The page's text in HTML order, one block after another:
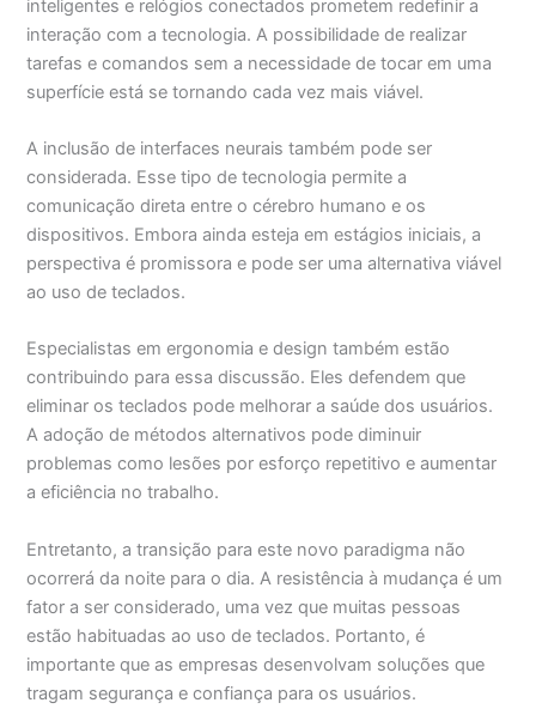
inteligentes e relógios conectados prometem redefinir a
interação com a tecnologia. A possibilidade de realizar
tarefas e comandos sem a necessidade de tocar em uma
superfície está se tornando cada vez mais viável.
A inclusão de interfaces neurais também pode ser
considerada. Esse tipo de tecnologia permite a
comunicação direta entre o cérebro humano e os
dispositivos. Embora ainda esteja em estágios iniciais, a
perspectiva é promissora e pode ser uma alternativa viável
ao uso de teclados.
Especialistas em ergonomia e design também estão
contribuindo para essa discussão. Eles defendem que
eliminar os teclados pode melhorar a saúde dos usuários.
A adoção de métodos alternativos pode diminuir
problemas como lesões por esforço repetitivo e aumentar
a eficiência no trabalho.
Entretanto, a transição para este novo paradigma não
ocorrerá da noite para o dia. A resistência à mudança é um
fator a ser considerado, uma vez que muitas pessoas
estão habituadas ao uso de teclados. Portanto, é
importante que as empresas desenvolvam soluções que
tragam segurança e confiança para os usuários.